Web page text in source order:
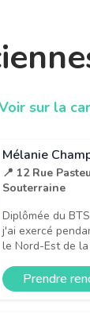
sur la
Mélanie
📍 12 Rue
Souterraine
Diplômée du
j'ai exercé
le Nord-Est de la
Prendre